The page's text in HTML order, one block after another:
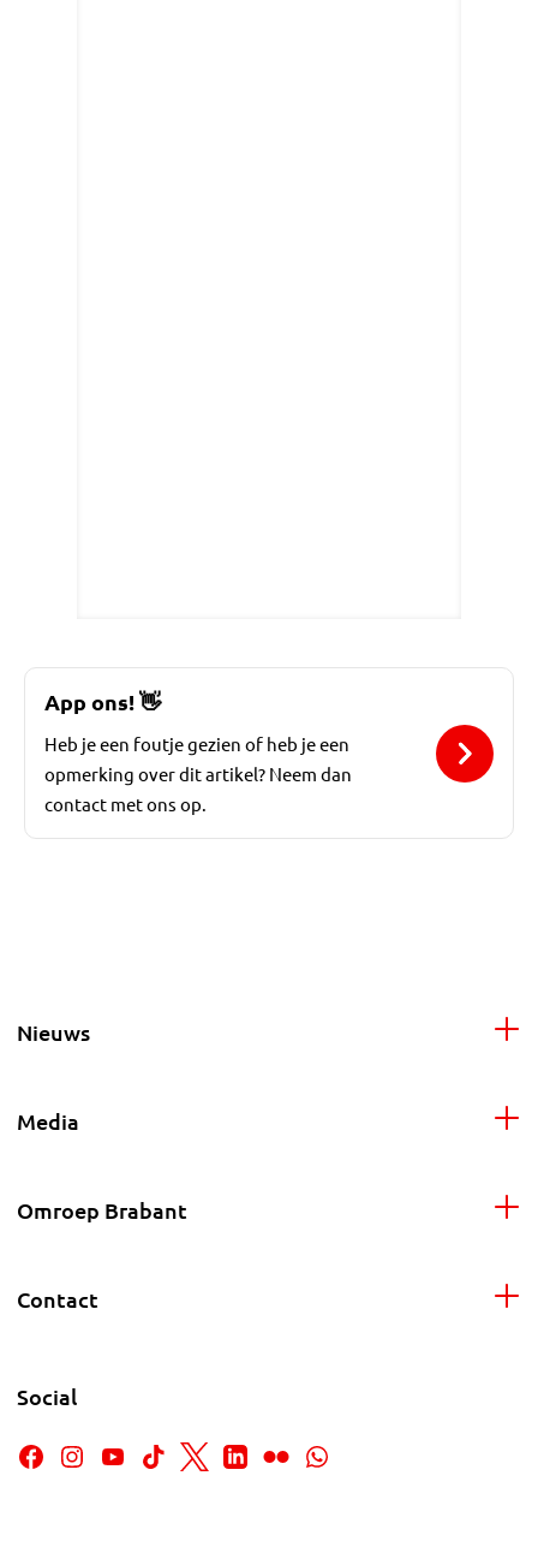
App ons!👋
Heb je een foutje gezien of heb je een
opmerking over dit artikel? Neem dan
contact met ons op.
Nieuws
Media
Omroep Brabant
Contact
Social